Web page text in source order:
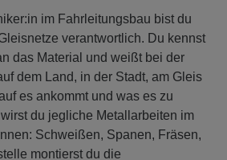
im Fahrleitungsbau bist du
verantwortlich. Du kennst
das Material und weißt bei der
dem Land, in der Stadt, am Gleis
es ankommt und was es zu
du jegliche Metallarbeiten im
Schweißen, Spanen, Fräsen,
montierst du die